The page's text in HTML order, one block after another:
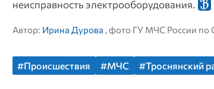
неисправность электрооборудования.
Автор: Ирина Дурова , фото ГУ МЧС России по
#Происшествия #МЧС #Троснянский